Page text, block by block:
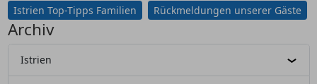
Istrien Top-Tipps Familien
Rückmeldungen unserer Gäste
Archiv
Istrien